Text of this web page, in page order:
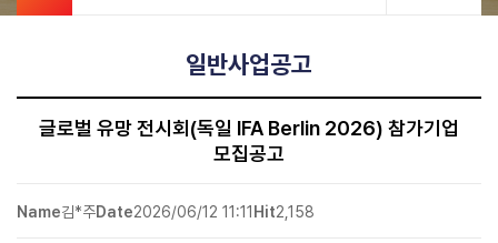
일반사업공고
글로벌 유망 전시회(독일 IFA Berlin 2026) 참가기업
모집공고
Name김*주Date2026/06/12 11:11 Hit2,158